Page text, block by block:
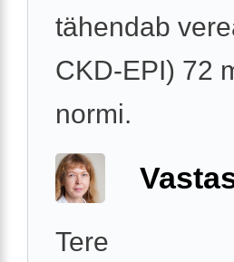
tähendab
CKD-EPI) 72
normi.
Tere